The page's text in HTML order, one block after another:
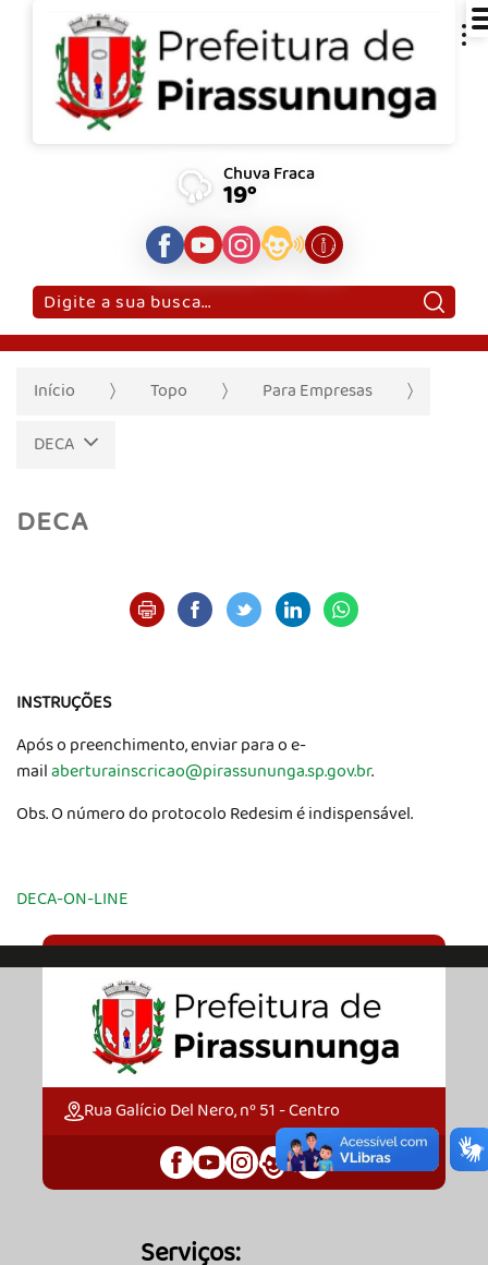
Chuva Fraca
19°
Pesquisar:
Início Topo
Para Empresas
DECA
DECA
INSTRUÇÕES
Após o preenchimento, enviar para o e-
mailaberturainscricao@pirassununga.sp.gov.br.
Obs. O número do protocolo Redesim é indispensável.
DECA-ON-LINE
Rua Galício Del Nero, nº 51 - Centro
Serviços: